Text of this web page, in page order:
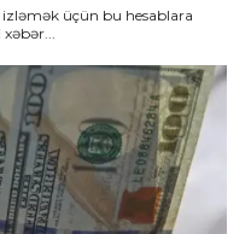
izləmək üçün bu hesablara
abone ol BEY.AZ informasiya agentliyi xəbər...